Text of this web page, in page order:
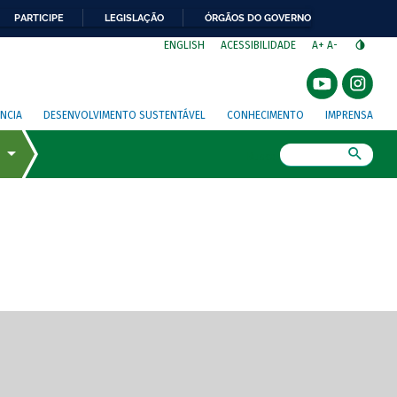
PARTICIPE LEGISLAÇÃO ÓRGÃOS DO GOVERNO
ENGLISH ACESSIBILIDADE A+ A-
DESENVOLVIMENTO SUSTENTÁVEL CONHECIMENTO IMPRENSA
de tela